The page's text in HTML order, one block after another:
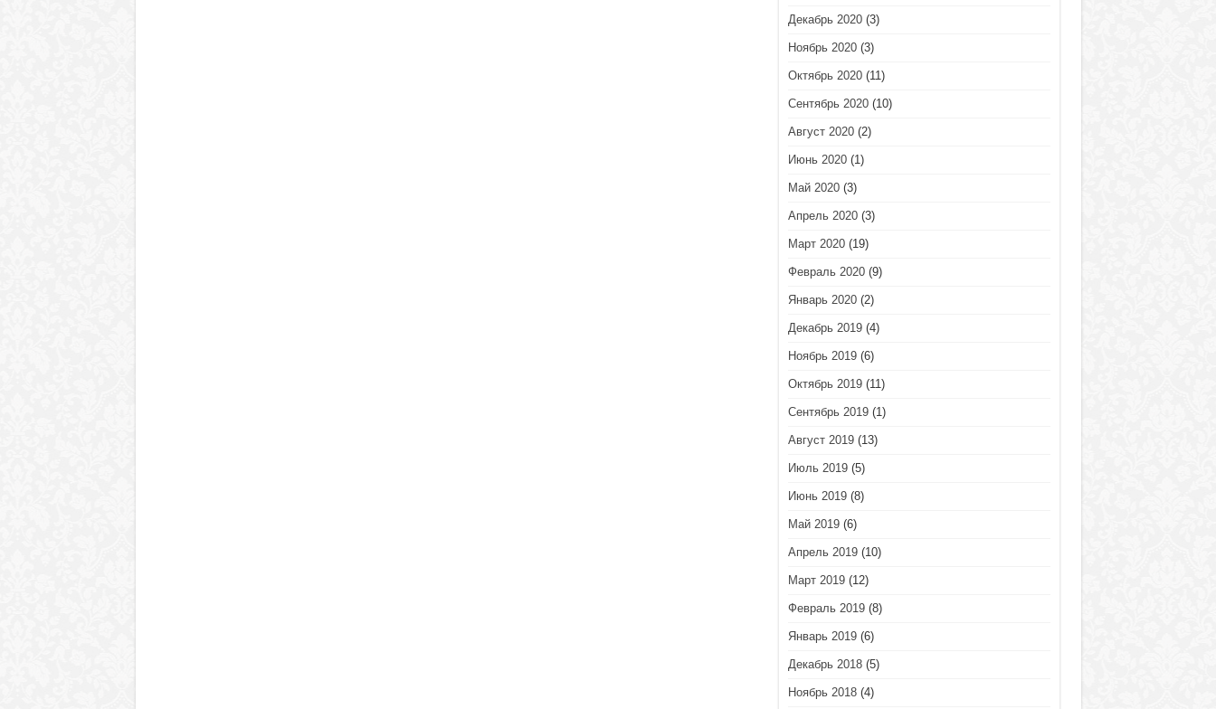
Декабрь 2020(3)
Ноябрь 2020(3)
Октябрь 2020(11)
Сентябрь 2020(10)
Август 2020(2)
Июнь 2020(1)
Май 2020(3)
Апрель 2020(3)
Март 2020(19)
Февраль 2020(9)
Январь 2020(2)
Декабрь 2019(4)
Ноябрь 2019(6)
Октябрь 2019(11)
Сентябрь 2019(1)
Август 2019(13)
Июль 2019(5)
Июнь 2019(8)
Май 2019(6)
Апрель 2019(10)
Март 2019(12)
Февраль 2019(8)
Январь 2019(6)
Декабрь 2018(5)
Ноябрь 2018(4)